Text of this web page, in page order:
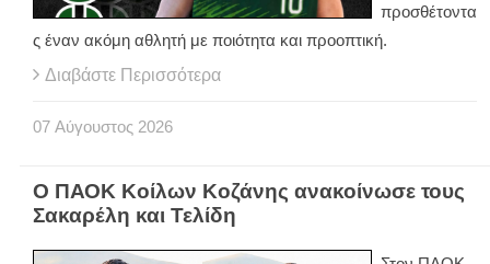
προσθέτοντα
ς έναν ακόμη αθλητή με ποιότητα και προοπτική.
Διαβάστε Περισσότερα
07 Αύγουστος 2026
Ο ΠΑΟΚ Κοίλων Κοζάνης ανακοίνωσε τους
Σακαρέλη και Τελίδη